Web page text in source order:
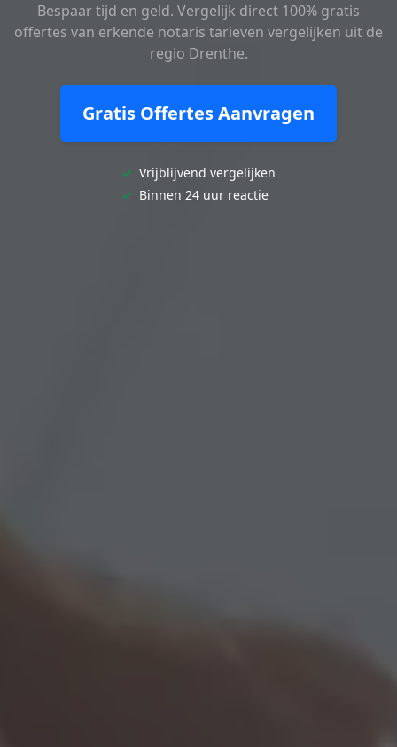
Bespaar tijd en geld. Vergelijk direct 100% gratis
offertes van erkende notaris tarieven vergelijken uit de
regio Drenthe.
Gratis Offertes Aanvragen
✓ Vrijblijvend vergelijken
✓ Binnen 24 uur reactie